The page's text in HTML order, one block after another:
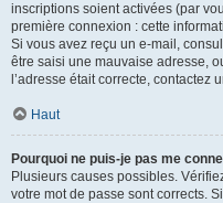
inscriptions soient activées (par
première connexion : cette
Si vous avez reçu un e-mail,
être saisi une mauvaise adresse,
l’adresse était correcte, contactez
Haut
Pourquoi ne puis-je pas me
Plusieurs causes possibles.
votre mot de passe sont corrects.